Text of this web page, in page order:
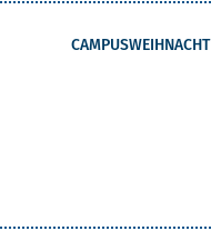
CAMPUSWEIHNACHT